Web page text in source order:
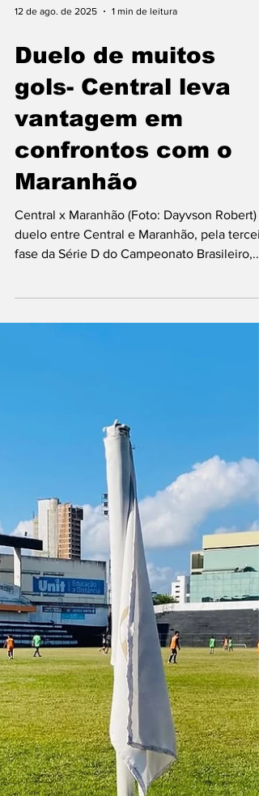
12 de ago. de 2025 1 min de leitura
Duelo de muitos
gols- Central leva
vantagem em
confrontos com o